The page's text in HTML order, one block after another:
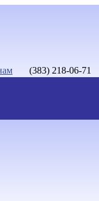
(383) 218-06-71